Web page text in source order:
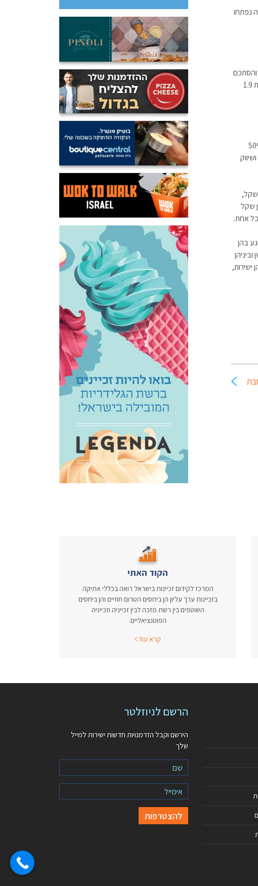
נפתחו
מחזור המכירות של ללין רשם ב-2007 גידול של 47% והסתכם ב-31 מיליון שקל, אבל הרווח התפעולי נשחק בתקופה זו ב-43% והסתכם
ב-1.7 מיליון שקל, לעומת רווח תפעולי של 3 מיליון שקל ב-2006. הרווח הנקי נשחק אף הוא ב-48% והסתכם במיליון שקל, לעומת 1.9
פרט לרכישה של רשת ללין, רכשה פוקס באוקטובר 2006 50%
50% מחברת א.ח ייצור ושיווק
של החברה הסתכם ברבעון הרביעי ב-8 מיליון שקל,
המונה 5 סניפים, הסתכם ברבעון הרביעי 2007 ב-4.9 מיליון שקל
בהן
הקוד האתי
המרכז לקידום זכיינות בישראל רואה בכללי אתיקה
בזכיינות ערך עליון הן ביחסים הטרום חוזיים והן ביחסים
השוטפים בין רשת מזכה לבין זכייניה וזכייניה
הפוטנציאליים.
קרא עוד
הרשם לניוזלטר
הירשם וקבל הזדמנויות חדשות ישירות למייל
שלך